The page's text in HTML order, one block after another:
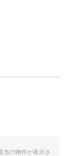
当の物件が表示さ